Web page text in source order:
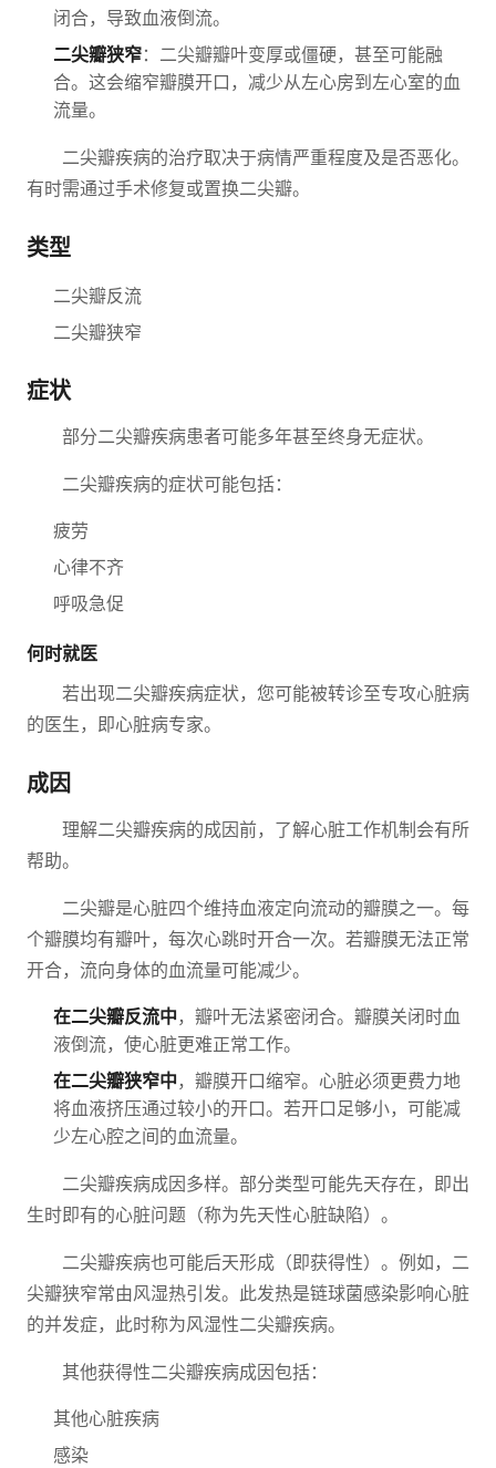
闭合，导致血液倒流。
二尖瓣狭窄：二尖瓣瓣叶变厚或僵硬，甚至可能融
合。这会缩窄瓣膜开口，减少从左心房到左心室的血
流量。
二尖瓣疾病的治疗取决于病情严重程度及是否恶化。
有时需通过手术修复或置换二尖瓣。
类型
二尖瓣反流
二尖瓣狭窄
症状
部分二尖瓣疾病患者可能多年甚至终身无症状。
二尖瓣疾病的症状可能包括：
疲劳
心律不齐
呼吸急促
何时就医
若出现二尖瓣疾病症状，您可能被转诊至专攻心脏病
的医生，即心脏病专家。
成因
理解二尖瓣疾病的成因前，了解心脏工作机制会有所
帮助。
二尖瓣是心脏四个维持血液定向流动的瓣膜之一。每
个瓣膜均有瓣叶，每次心跳时开合一次。若瓣膜无法正常
开合，流向身体的血流量可能减少。
在二尖瓣反流中 ，瓣叶无法紧密闭合。瓣膜关闭时血
液倒流，使心脏更难正常工作。
在二尖瓣狭窄中 ，瓣膜开口缩窄。心脏必须更费力地
将血液挤压通过较小的开口。若开口足够小，可能减
少左心腔之间的血流量。
二尖瓣疾病成因多样。部分类型可能先天存在，即出
生时即有的心脏问题（称为先天性心脏缺陷）。
二尖瓣疾病也可能后天形成（即获得性）。例如，二
尖瓣狭窄常由风湿热引发。此发热是链球菌感染影响心脏
的并发症，此时称为风湿性二尖瓣疾病。
其他获得性二尖瓣疾病成因包括：
其他心脏疾病
感染